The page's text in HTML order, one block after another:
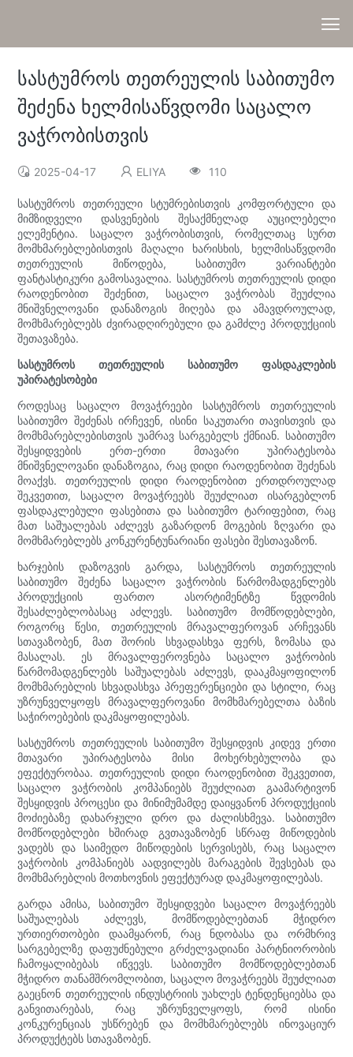
სასტუმროს თეთრეულის საბითუმო
შეძენა ხელმისაწვდომი საცალო
ვაჭრობისთვის
2025-04-17 ELIYA 110
სასტუმროს თეთრეული სტუმრებისთვის კომფორტული და
მიმზიდველი დასვენების შესაქმნელად აუცილებელი
ელემენტია. საცალო ვაჭრობისთვის, რომელთაც სურთ
მომხმარებლებისთვის მაღალი ხარისხის, ხელმისაწვდომი
თეთრეულის მიწოდება, საბითუმო ვარიანტები
ფანტასტიკური გამოსავალია. სასტუმროს თეთრეულის დიდი
რაოდენობით შეძენით, საცალო ვაჭრობას შეუძლია
მნიშვნელოვანი დანაზოგის მიღება და ამავდროულად,
მომხმარებლებს ძვირადღირებული და გამძლე პროდუქციის
შეთავაზება.
სასტუმროს თეთრეულის საბითუმო ფასდაკლების
უპირატესობები
როდესაც საცალო მოვაჭრეები სასტუმროს თეთრეულის
საბითუმო შეძენას ირჩევენ, ისინი საკუთარი თავისთვის და
მომხმარებლებისთვის უამრავ სარგებელს ქმნიან. საბითუმო
შესყიდვების ერთ-ერთი მთავარი უპირატესობა
მნიშვნელოვანი დანაზოგია, რაც დიდი რაოდენობით შეძენას
მოაქვს. თეთრეულის დიდი რაოდენობით ერთდროულად
შეკვეთით, საცალო მოვაჭრეებს შეუძლიათ ისარგებლონ
ფასდაკლებული ფასებითა და საბითუმო ტარიფებით, რაც
მათ საშუალებას აძლევს გაზარდონ მოგების ზღვარი და
მომხმარებლებს კონკურენტუნარიანი ფასები შესთავაზონ.
ხარჯების დაზოგვის გარდა, სასტუმროს თეთრეულის
საბითუმო შეძენა საცალო ვაჭრობის წარმომადგენლებს
პროდუქციის ფართო ასორტიმენტზე წვდომის
შესაძლებლობასაც აძლევს. საბითუმო მომწოდებლები,
როგორც წესი, თეთრეულის მრავალფეროვან არჩევანს
სთავაზობენ, მათ შორის სხვადასხვა ფერს, ზომასა და
მასალას. ეს მრავალფეროვნება საცალო ვაჭრობის
წარმომადგენლებს საშუალებას აძლევს, დააკმაყოფილონ
მომხმარებლის სხვადასხვა პრეფერენციები და სტილი, რაც
უზრუნველყოფს მრავალფეროვანი მომხმარებელთა ბაზის
საჭიროებების დაკმაყოფილებას.
სასტუმროს თეთრეულის საბითუმო შესყიდვის კიდევ ერთი
მთავარი უპირატესობა მისი მოხერხებულობა და
ეფექტურობაა. თეთრეულის დიდი რაოდენობით შეკვეთით,
საცალო ვაჭრობის კომპანიებს შეუძლიათ გაამარტივონ
შესყიდვის პროცესი და მინიმუმამდე დაიყვანონ პროდუქციის
მოძიებაზე დახარჯული დრო და ძალისხმევა. საბითუმო
მომწოდებლები ხშირად გვთავაზობენ სწრაფ მიწოდების
ვადებს და საიმედო მიწოდების სერვისებს, რაც საცალო
ვაჭრობის კომპანიებს აადვილებს მარაგების შევსებას და
მომხმარებლის მოთხოვნის ეფექტურად დაკმაყოფილებას.
გარდა ამისა, საბითუმო შესყიდვები საცალო მოვაჭრეებს
საშუალებას აძლევს, მომწოდებლებთან მჭიდრო
ურთიერთობები დაამყარონ, რაც ნდობასა და ორმხრივ
სარგებელზე დაფუძნებული გრძელვადიანი პარტნიორობის
ჩამოყალიბებას იწვევს. საბითუმო მომწოდებლებთან
მჭიდრო თანამშრომლობით, საცალო მოვაჭრეებს შეუძლიათ
გაეცნონ თეთრეულის ინდუსტრიის უახლეს ტენდენციებსა და
განვითარებას, რაც უზრუნველყოფს, რომ ისინი
კონკურენციას უსწრებენ და მომხმარებლებს ინოვაციურ
პროდუქტებს სთავაზობენ.